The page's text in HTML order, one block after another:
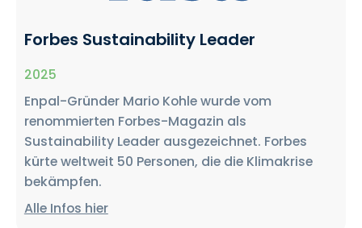
Forbes Sustainability Leader
2025
Enpal-Gründer Mario Kohle wurde vom
renommierten Forbes-Magazin als
Sustainability Leader ausgezeichnet. Forbes
kürte weltweit 50 Personen, die die Klimakrise
bekämpfen.
Alle Infos hier